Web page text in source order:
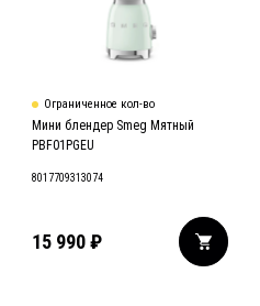
Ограниченное кол-во
Мини блендер Smeg Мятный
PBF01PGEU
8017709313074
15 990₽